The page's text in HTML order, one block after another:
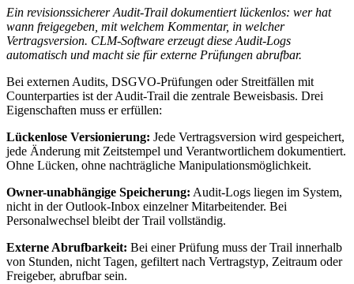
Ein revisionssicherer Audit-Trail dokumentiert lückenlos: wer hat
wann freigegeben, mit welchem Kommentar, in welcher
Vertragsversion. CLM-Software erzeugt diese Audit-Logs
automatisch und macht sie für externe Prüfungen abrufbar.
Bei externen Audits, DSGVO-Prüfungen oder Streitfällen mit
Counterparties ist der Audit-Trail die zentrale Beweisbasis. Drei
Eigenschaften muss er erfüllen:
Lückenlose Versionierung: Jede Vertragsversion wird gespeichert,
jede Änderung mit Zeitstempel und Verantwortlichem dokumentiert.
Ohne Lücken, ohne nachträgliche Manipulationsmöglichkeit.
Owner-unabhängige Speicherung: Audit-Logs liegen im System,
nicht in der Outlook-Inbox einzelner Mitarbeitender. Bei
Personalwechsel bleibt der Trail vollständig.
Externe Abrufbarkeit: Bei einer Prüfung muss der Trail innerhalb
von Stunden, nicht Tagen, gefiltert nach Vertragstyp, Zeitraum oder
Freigeber, abrufbar sein.